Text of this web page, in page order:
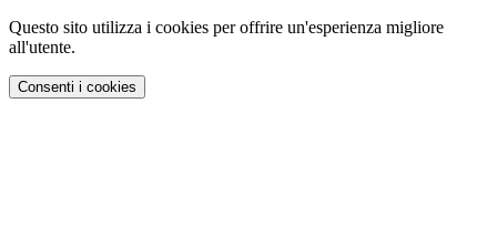
Questo sito utilizza i cookies per offrire un'esperienza migliore
all'utente.
Consenti i cookies